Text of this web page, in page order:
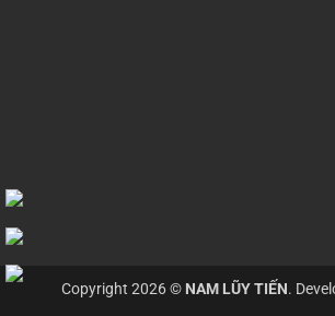
Copyright 2026 © NAM LŨY TIẾN.